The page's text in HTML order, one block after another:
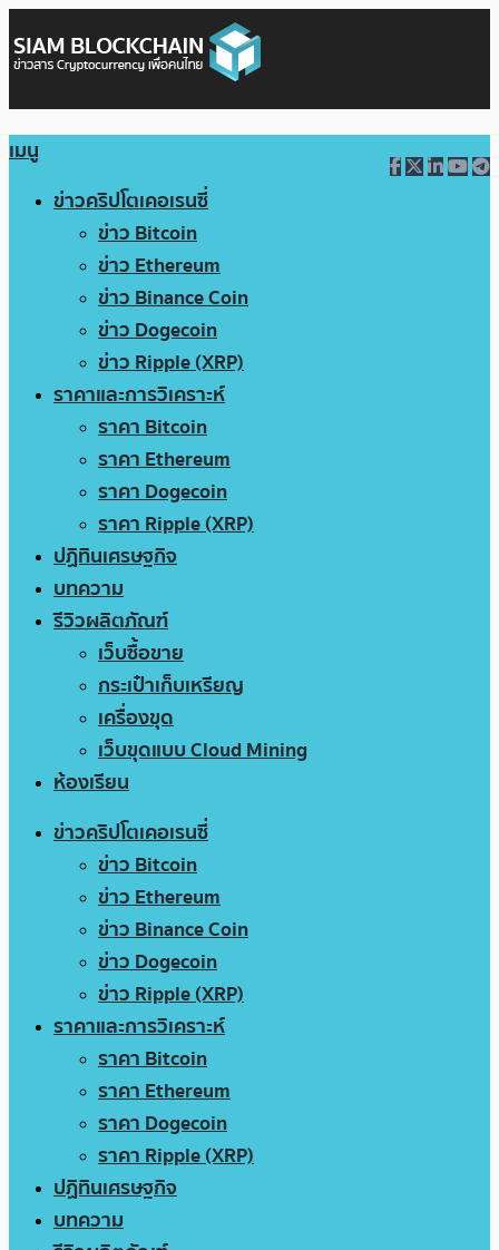
เมนู
ข่าวคริปโตเคอเรนซี่
ข่าว Bitcoin
ข่าว Ethereum
ข่าว Binance Coin
ข่าว Dogecoin
ข่าว Ripple (XRP)
ราคาและการวิเคราะห์
ราคา Bitcoin
ราคา Ethereum
ราคา Dogecoin
ราคา Ripple (XRP)
ปฏิทินเศรษฐกิจ
บทความ
รีวิวผลิตภัณฑ์
เว็บซื้อขาย
กระเป๋าเก็บเหรียญ
เครื่องขุด
เว็บขุดแบบ Cloud Mining
ห้องเรียน
ข่าวคริปโตเคอเรนซี่
ข่าว Bitcoin
ข่าว Ethereum
ข่าว Binance Coin
ข่าว Dogecoin
ข่าว Ripple (XRP)
ราคาและการวิเคราะห์
ราคา Bitcoin
ราคา Ethereum
ราคา Dogecoin
ราคา Ripple (XRP)
ปฏิทินเศรษฐกิจ
บทความ